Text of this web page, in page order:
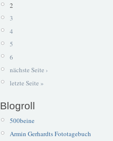
2
3
4
5
6
nächste Seite ›
letzte Seite »
Blogroll
500beine
Armin Gerhardts Fototagebuch